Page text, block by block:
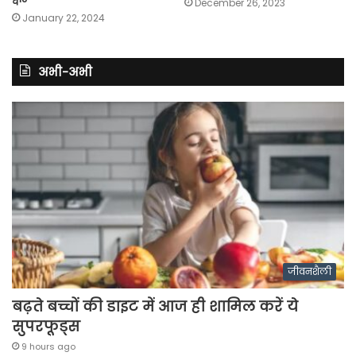
January 22, 2024
अभी-अभी
जीवनशैली
बढ़ते बच्चों की डाइट में आज ही शामिल करें ये
सुपरफूड्स
9 hours ago